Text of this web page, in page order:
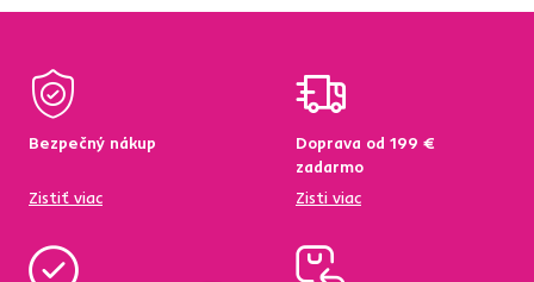
Bezpečný nákup
Zistiť viac
Doprava od 199 €
zadarmo
Zisti viac